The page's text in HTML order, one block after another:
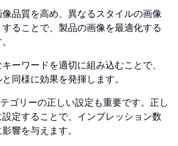
品質を高め、異なるスタイルの画像
ることで、製品の画像を最適化する
ーワードを適切に組み込むことで、
同様に効果を発揮します。
ゴリーの正しい設定も重要です。正し
定することで、インプレッション数
響を与えます。